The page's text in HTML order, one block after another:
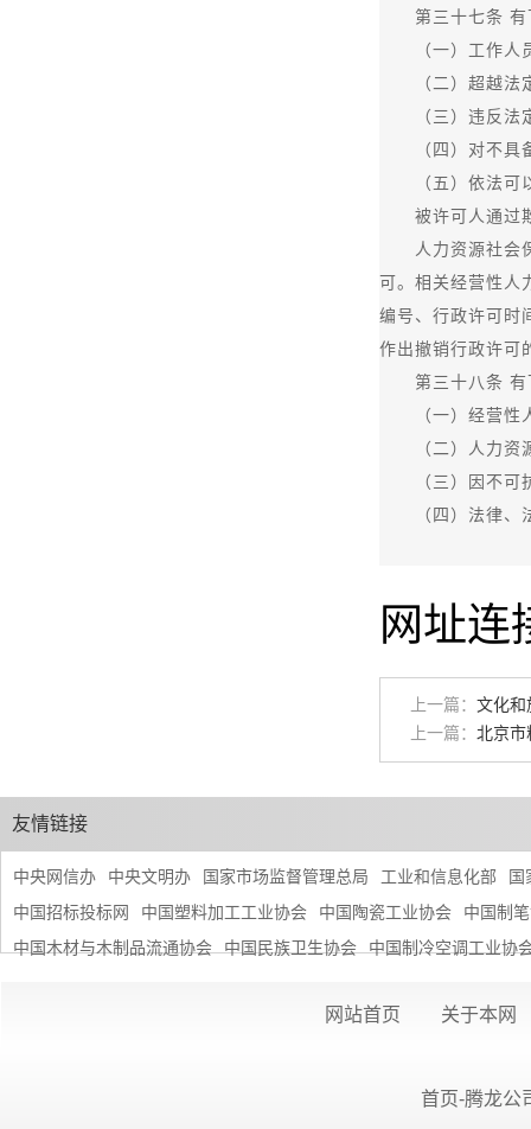
第三十七条 有下
（一）工作人员
（二）超越法定
（三）违反法定
（四）对不具备
（五）依法可以
被许可人通过欺
人力资源社会保
可。相关经营性人
编号、行政许可时
作出撤销行政许可
第三十八条 有下
（一）经营性人
（二）人力资源
（三）因不可抗
（四）法律、法
网址连
上一篇： 文化和
上一篇： 北京
友情链接
中央网信办 中央文明办 国家市场监督管理总局 工业和信息化部
国
中国招标投标网
中国塑料加工工业协会 中国陶瓷工业协会
中国制
中国木材与木制品流通协会
中国民族卫生协会 中国制冷空调工业协
网站首页 关于本网
首页-腾龙公